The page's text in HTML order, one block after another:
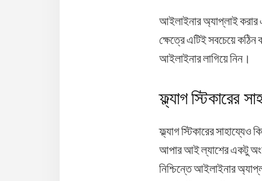
আইলাইনার অ্যাপ্লাই
ক্ষেত্রে এটিই সবচেয়ে
আইলাইনার লাগিয়ে নিন।
ফ্ল্যাগ স্টিকারের
ফ্ল্যাগ স্টিকারের
আপার আই ল্যাশের একটু
নিশ্চিন্তে আইলাইনার